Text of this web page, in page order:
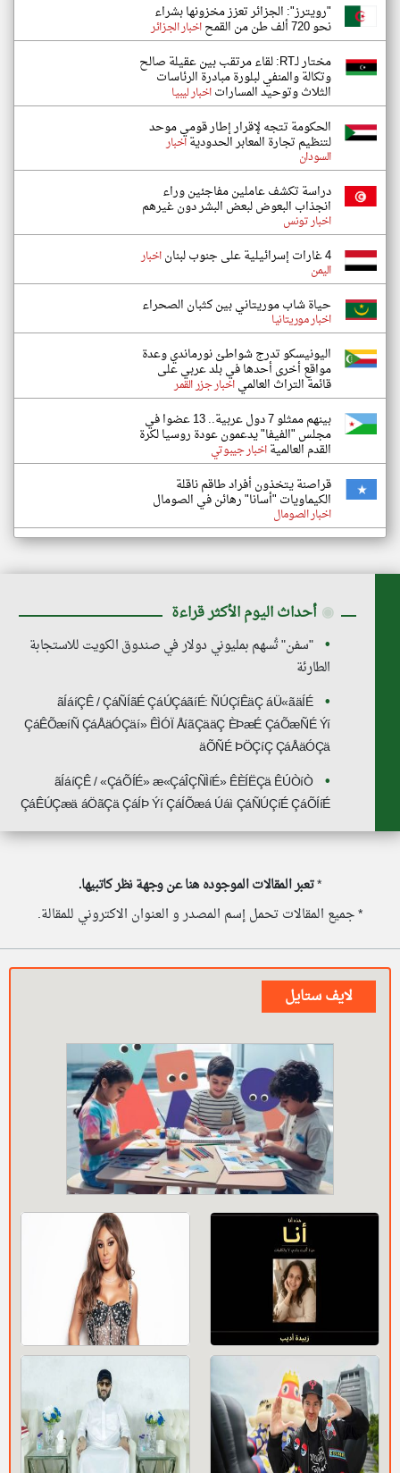
"رويترز": الجزائر تعزز مخزونها بشراء
نحو 720 ألف طن من القمح اخبار الجزائر
مختار لـRT: لقاء مرتقب بين عقيلة صالح
وتكالة والمنفي لبلورة مبادرة الرئاسات
الثلاث وتوحيد المساراتاخبار ليبيا
الحكومة تتجه لإقرار إطار قومي موحد
لتنظيم تجارة المعابر الحدوديةاخبار
السودان
دراسة تكشف عاملين مفاجئين وراء
انجذاب البعوض لبعض البشر دون غيرهم
اخبار تونس
4 غارات إسرائيلية على جنوب لبنان اخبار
اليمن
حياة شاب موريتاني بين كثبان الصحراء
اخبار موريتانيا
اليونيسكو تدرج شواطئ نورماندي وعدة
مواقع أخرى أحدها في بلد عربي على
قائمة التراث العالمياخبار جزر القمر
بينهم ممثلو 7 دول عربية.. 13 عضوا في
مجلس "الفيفا" يدعمون عودة روسيا لكرة
القدم العالميةاخبار جيبوتي
قراصنة يتخذون أفراد طاقم ناقلة
الكيماويات "أسانا" رهائن في الصومال
اخبار الصومال
◉ أحداث اليوم الأكثر قراءة
"سفن" تُسهم بمليوني دولار في صندوق الكويت للاستجابة
الطارئة
ãÍáíÇÊ / ÇáÑÍãÉ ÇáÚÇáãíÉ: ÑÚÇíÊäÇ áÜ«ãäÍÉ
ÇáÊÕæíÑ ÇáÅäÓÇäí» ÊÌÓÏ ÅíãÇääÇ ÈÞæÉ ÇáÕæÑÉ Ýí
äÕÑÉ ÞÖÇíÇ ÇáÅäÓÇä
ãÍáíÇÊ / «ÇáÕÍÉ» æ«ÇáÎÇÑÌíÉ» ÊÈÍËÇä ÊÚÒíÒ
ÇáÊÚÇæä áÖãÇä ÇáÍÞ Ýí ÇáÍÕæá Úáì ÇáÑÚÇíÉ ÇáÕÍíÉ
*تعبر المقالات الموجوده هنا عن وجهة نظر كاتبيها.
* جميع المقالات تحمل إسم المصدر و العنوان الاكتروني للمقالة.
لايف ستايل